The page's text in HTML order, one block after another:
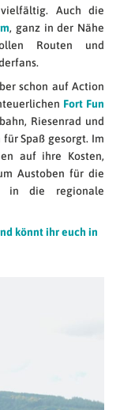
Auch die
, ganz in der Nähe
Routen und
schon auf Action
Fort Fun
Riesenrad und
Spaß gesorgt. Im
auf ihre Kosten,
Austoben für die
in die regionale
könnt ihr euch in